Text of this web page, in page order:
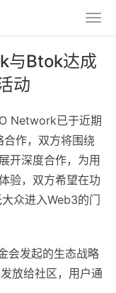
与Btok达成
动
Network已于近期
作，双方将围绕
开深度合作，为用
验，双方希望在功
众进入Web3的门
会发起的生态战略
放给社区，用户通